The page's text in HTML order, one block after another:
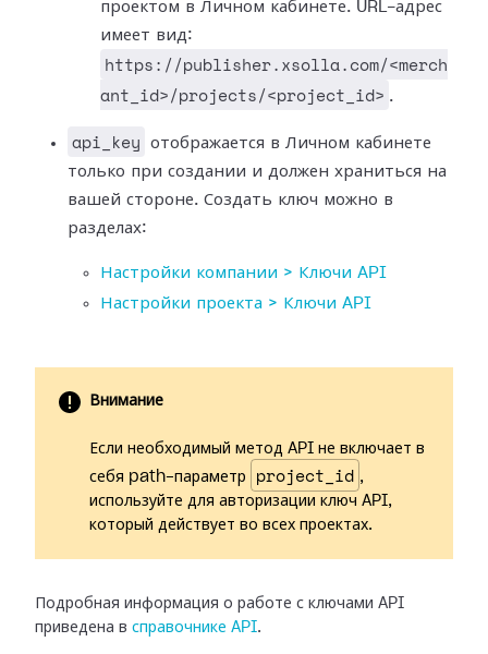
проектом в Личном кабинете. URL-адрес
имеет вид:
https://publisher.xsolla.com/<merch
ant_id>/projects/<project_id> .
api_key
отображается в Личном кабинете
только при создании и должен храниться на
вашей стороне. Создать ключ можно в
разделах:
Настройки компании > Ключи API
Настройки проекта > Ключи API
Внимание
Если необходимый метод API не включает в
себя path-параметр
project_id ,
используйте для авторизации ключ API,
который действует во всех проектах.
Подробная информация о работе с ключами API
приведена в справочнике API.